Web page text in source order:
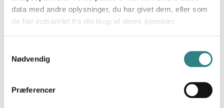
data med andre oplysninger, du har givet dem, eller som
de har indsamlet fra din brug af deres tjenester.
Nødvendig
Præferencer
Fyld de tomme borde ved hjælp af
analyser